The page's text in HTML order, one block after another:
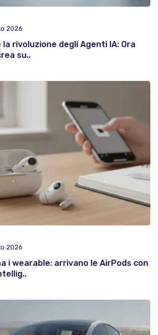
2026
la rivoluzione degli Agenti IA: Ora
su..
2026
i wearable: arrivano le AirPods con